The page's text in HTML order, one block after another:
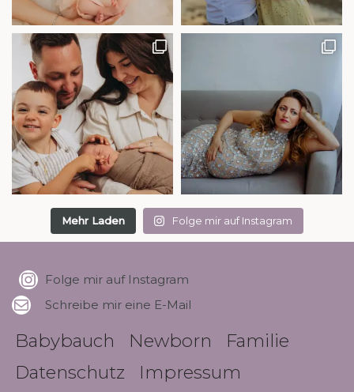
Mehr Laden Folge mir auf Instagram
Folge mir auf Instagram
Schreibe mir eine E-Mail
Babybauch Newborn
Familie
Datenschutz
Impressum